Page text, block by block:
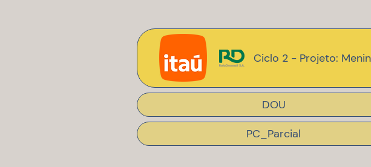
Ciclo 2 - Projeto:
DOU
PC_Parcial